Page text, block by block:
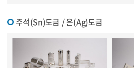
주석(Sn)도금 / 은(Ag)도금